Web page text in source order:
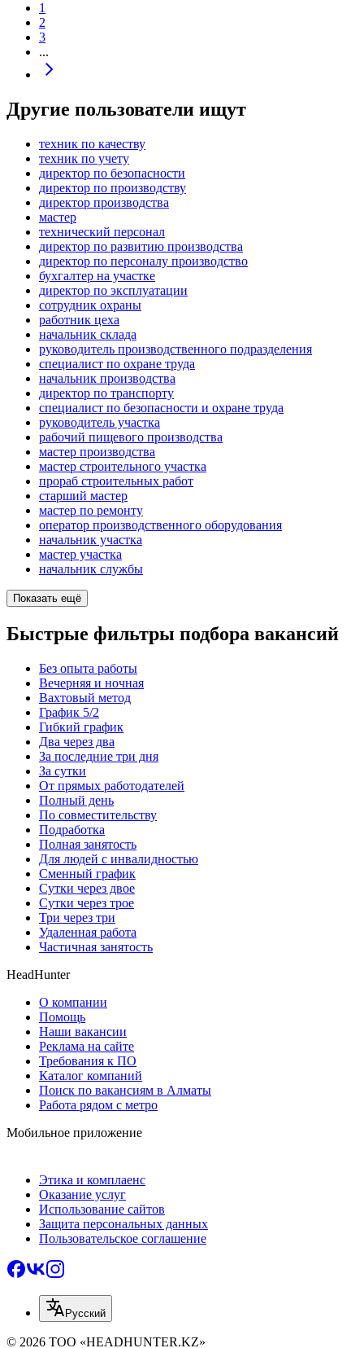
1
2
3
...
Другие пользователи ищут
техник по качеству
техник по учету
директор по безопасности
директор по производству
директор производства
мастер
технический персонал
директор по развитию производства
директор по персоналу производство
бухгалтер на участке
директор по эксплуатации
сотрудник охраны
работник цеха
начальник склада
руководитель производственного подразделения
специалист по охране труда
начальник производства
директор по транспорту
специалист по безопасности и охране труда
руководитель участка
рабочий пищевого производства
мастер производства
мастер строительного участка
прораб строительных работ
старший мастер
мастер по ремонту
оператор производственного оборудования
начальник участка
мастер участка
начальник службы
Показать ещё
Быстрые фильтры подбора вакансий
Без опыта работы
Вечерняя и ночная
Вахтовый метод
График 5/2
Гибкий график
Два через два
За последние три дня
За сутки
От прямых работодателей
Полный день
По совместительству
Подработка
Полная занятость
Для людей с инвалидностью
Сменный график
Сутки через двое
Сутки через трое
Три через три
Удаленная работа
Частичная занятость
HeadHunter
О компании
Помощь
Наши вакансии
Реклама на сайте
Требования к ПО
Каталог компаний
Поиск по вакансиям в Алматы
Работа рядом с метро
Мобильное приложение
Этика и комплаенс
Оказание услуг
Использование сайтов
Защита персональных данных
Пользовательское соглашение
Русский
© 2026 ТОО «HEADHUNTER.KZ»